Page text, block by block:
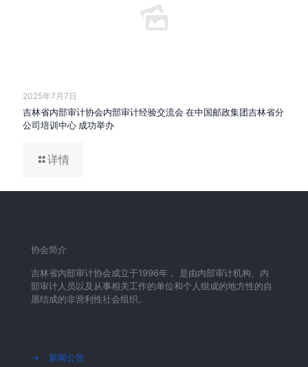
2025年7月7日
吉林省内部审计协会内部审计经验交流会 在中国邮政集团吉林省分
公司培训中心 成功举办
详情
协会简介
吉林省内部审计协会成立于1996年， 是由内部审计机构、内
部审计人员以及从事相关工作的单位和个人组成的地方性的自
愿结成的非营利性社会组织。
→
新闻公告